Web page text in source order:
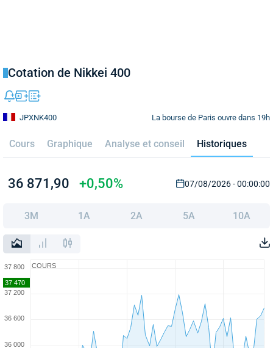
Cotation de Nikkei 400
La bourse de Paris ouvre dans 19h
JPXNK400
Cours Graphique Analyse et conseil Historiques
36 871,90 +0,50% 07/08/2026 - 00:00:00
3M 1A 2A 5A 10A
COURS